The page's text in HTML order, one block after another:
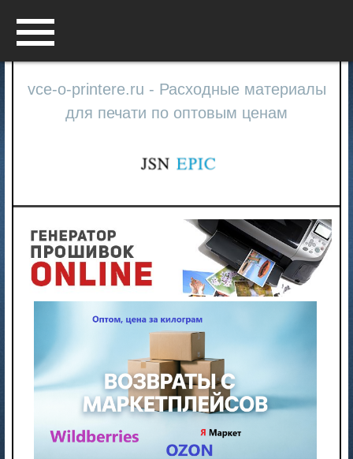
vce-o-printere.ru - Расходные материалы
для печати по оптовым ценам